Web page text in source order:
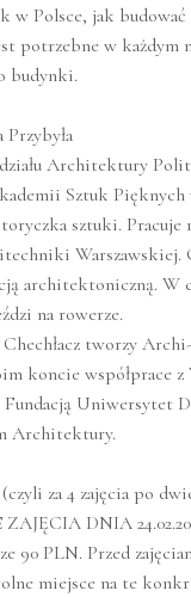
w Polsce, jak budować
potrzebne w każdym
budynki.
Przybyła
Architektury
Sztuk Pięknych
sztuki. Pracuje
Warszawskiej.
architektoniczną. W
na rowerze.
Chechłacz tworzy
koncie współprace
Uniwersytet
Architektury.
za 4 zajęcia po
ZAJĘCIA DNIA
90 PLN. Przed
miejsce na te